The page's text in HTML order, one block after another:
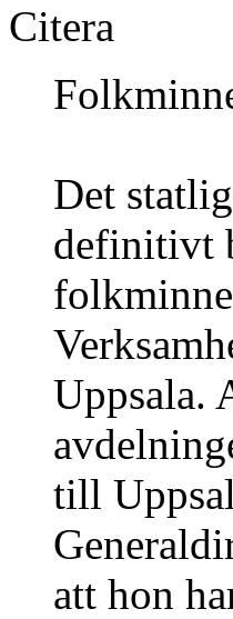
Citera
Det
definitivt
Uppsala.
till
att hon